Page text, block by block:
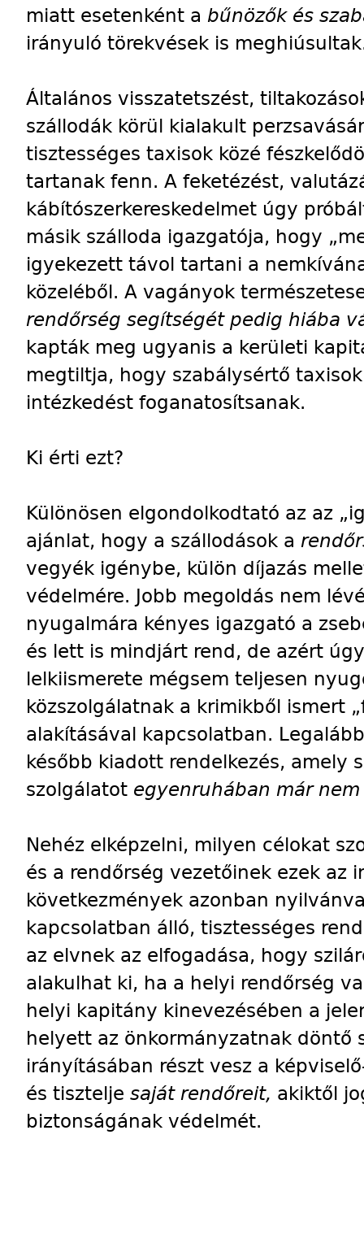
miatt esetenként a bűnözők és
irányuló törekvések is
Általános visszatetszést,
szállodák körül kialakult
tisztességes taxisok közé
tartanak fenn. A feketézést,
kábítószerkereskedelmet úgy
másik szálloda igazgatója, hogy
igyekezett távol tartani a
közeléből. A vagányok
rendőrség segítségét pedig hiába
kapták meg ugyanis a kerületi
megtiltja, hogy szabálysértő
intézkedést foganatosítsanak.
Ki érti ezt?
Különösen elgondolkodtató az az
ajánlat, hogy a szállodások a
vegyék igénybe, külön díjazás
védelmére. Jobb megoldás nem
nyugalmára kényes igazgató a
és lett is mindjárt rend, de azért
lelkiismerete mégsem teljesen
közszolgálatnak a krimikből ismert
alakításával kapcsolatban.
később kiadott rendelkezés, amely
szolgálatot egyenruhában már
Nehéz elképzelni, milyen célokat
és a rendőrség vezetőinek ezek az
következmények azonban
kapcsolatban álló, tisztességes
az elvnek az elfogadása, hogy
alakulhat ki, ha a helyi rendőrség
helyi kapitány kinevezésében a
helyett az önkormányzatnak döntő
irányításában részt vesz a
és tisztelje saját rendőreit, akiktől
biztonságának védelmét.